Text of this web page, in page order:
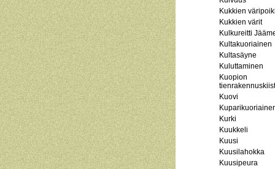
Kukkien
Kukkien värit
Kulkureitti
Kultakuoriainen
Kultasäyne
Kuluttaminen
Kuopion
Kuovi
Kurki
Kuukkeli
Kuusi
Kuusilahokka
Kuusipeura